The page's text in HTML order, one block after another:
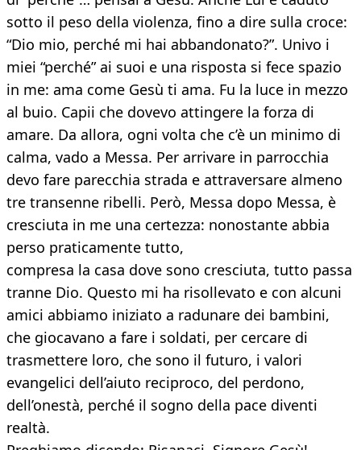
sotto il peso della violenza, fino a dire sulla croce:
“Dio mio, perché mi hai abbandonato?”. Univo i
miei “perché” ai suoi e una risposta si fece spazio
in me: ama come Gesù ti ama. Fu la luce in mezzo
al buio. Capii che dovevo attingere la forza di
amare. Da allora, ogni volta che c’è un minimo di
calma, vado a Messa. Per arrivare in parrocchia
devo fare parecchia strada e attraversare almeno
tre transenne ribelli. Però, Messa dopo Messa, è
cresciuta in me una certezza: nonostante abbia
perso praticamente tutto,
compresa la casa dove sono cresciuta, tutto passa
tranne Dio. Questo mi ha risollevato e con alcuni
amici abbiamo iniziato a radunare dei bambini,
che giocavano a fare i soldati, per cercare di
trasmettere loro, che sono il futuro, i valori
evangelici dell’aiuto reciproco, del perdono,
dell’onestà, perché il sogno della pace diventi
realtà.